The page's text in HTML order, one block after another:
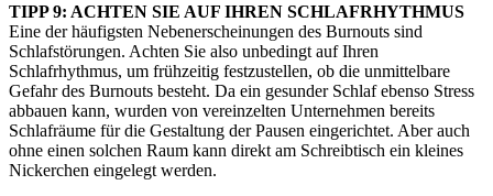
TIPP 9: ACHTEN SIE AUF IHREN SCHLAFRHYTHMUS
Eine der häufigsten Nebenerscheinungen des Burnouts sind
Schlafstörungen. Achten Sie also unbedingt auf Ihren
Schlafrhythmus, um frühzeitig festzustellen, ob die unmittelbare
Gefahr des Burnouts besteht. Da ein gesunder Schlaf ebenso Stress
abbauen kann, wurden von vereinzelten Unternehmen bereits
Schlafräume für die Gestaltung der Pausen eingerichtet. Aber auch
ohne einen solchen Raum kann direkt am Schreibtisch ein kleines
Nickerchen eingelegt werden.